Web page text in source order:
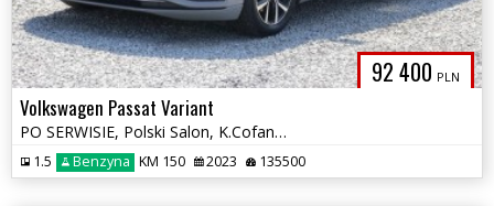
92 400 PLN
Volkswagen Passat Variant
PO SERWISIE, Polski Salon, K.Cofania, Aktywny Tempomat, NAVI, Zadbany
1.5 Benzyna KM 150 2023 135500